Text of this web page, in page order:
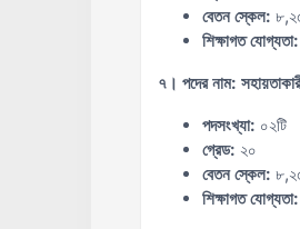
বেতন স্কেল:
শিক্ষাগত যোগ্যতা:
৭। পদের নাম:
পদসংখ্যা: ০২টি
গ্রেড: ২০
বেতন স্কেল:
শিক্ষাগত যোগ্যতা: